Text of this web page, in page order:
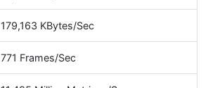
179,163 KBytes/Sec
771 Frames/Sec